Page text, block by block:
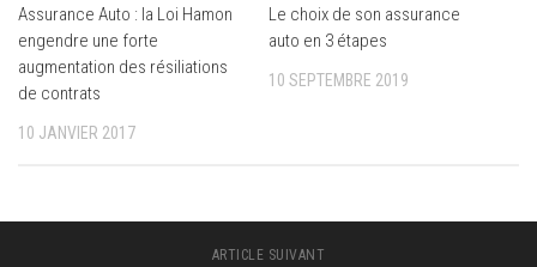
Assurance Auto : la Loi Hamon
engendre une forte
augmentation des résiliations
de contrats
10 JANVIER 2017
Le choix de son assurance
auto en 3 étapes
10 SEPTEMBRE 2019
ARTICLE SUIVANT